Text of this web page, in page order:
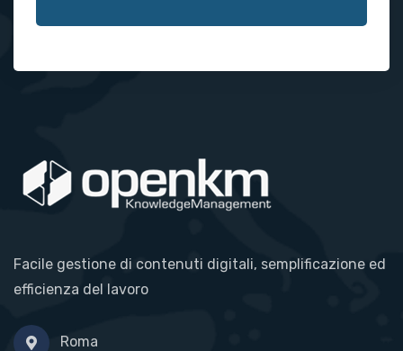
Facile gestione di contenuti digitali, semplificazione ed
efficienza del lavoro
Roma